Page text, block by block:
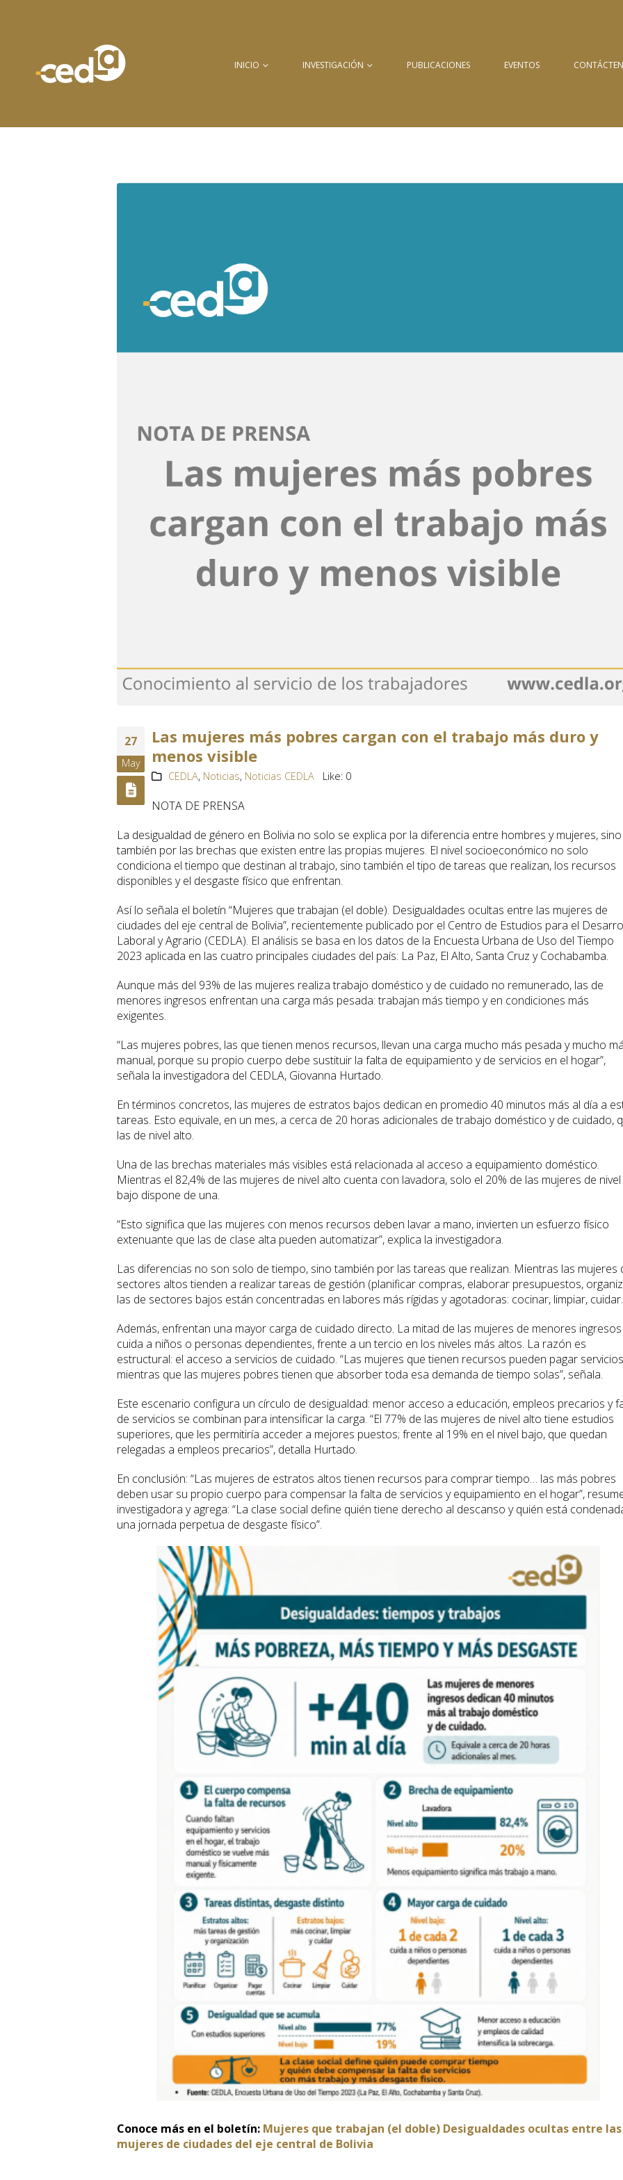
INICIO INVESTIGACIÓN PUBLICACIONES EVENTOS
27
May
Las mujeres más pobres cargan con el trabajo más duro y
menos visible
CEDLA, Noticias, Noticias CEDLA Like: 0
NOTA DE PRENSA
La desigualdad de género en Bolivia no solo se explica por la diferencia entre hombres y mujeres, sino
también por las brechas que existen entre las propias mujeres. El nivel socioeconómico no solo
condiciona el tiempo que destinan al trabajo, sino también el tipo de tareas que realizan, los recursos
disponibles y el desgaste físico que enfrentan.
Así lo señala el boletín “Mujeres que trabajan (el doble). Desigualdades ocultas entre las mujeres de
ciudades del eje central de Bolivia”, recientemente publicado por el Centro de Estudios para el
Laboral y Agrario (CEDLA). El análisis se basa en los datos de la Encuesta Urbana de Uso del Tiempo
2023 aplicada en las cuatro principales ciudades del país: La Paz, El Alto, Santa Cruz y Cochabamba.
Aunque más del 93% de las mujeres realiza trabajo doméstico y de cuidado no remunerado, las de
menores ingresos enfrentan una carga más pesada: trabajan más tiempo y en condiciones más
exigentes.
“Las mujeres pobres, las que tienen menos recursos, llevan una carga mucho más pesada y mucho
manual, porque su propio cuerpo debe sustituir la falta de equipamiento y de servicios en el hogar”,
señala la investigadora del CEDLA, Giovanna Hurtado.
En términos concretos, las mujeres de estratos bajos dedican en promedio 40 minutos más al día a
tareas. Esto equivale, en un mes, a cerca de 20 horas adicionales de trabajo doméstico y de cuidado,
las de nivel alto.
Una de las brechas materiales más visibles está relacionada al acceso a equipamiento doméstico.
Mientras el 82,4% de las mujeres de nivel alto cuenta con lavadora, solo el 20% de las mujeres de nivel
bajo dispone de una.
“Esto significa que las mujeres con menos recursos deben lavar a mano, invierten un esfuerzo físico
extenuante que las de clase alta pueden automatizar”, explica la investigadora.
Las diferencias no son solo de tiempo, sino también por las tareas que realizan. Mientras las mujeres
sectores altos tienden a realizar tareas de gestión (planificar compras, elaborar presupuestos,
las de sectores bajos están concentradas en labores más rígidas y agotadoras: cocinar, limpiar, cuidar.
Además, enfrentan una mayor carga de cuidado directo. La mitad de las mujeres de menores ingresos
cuida a niños o personas dependientes, frente a un tercio en los niveles más altos. La razón es
estructural: el acceso a servicios de cuidado. “Las mujeres que tienen recursos pueden pagar
mientras que las mujeres pobres tienen que absorber toda esa demanda de tiempo solas”, señala.
Este escenario configura un círculo de desigualdad: menor acceso a educación, empleos precarios y
de servicios se combinan para intensificar la carga. “El 77% de las mujeres de nivel alto tiene estudios
superiores, que les permitiría acceder a mejores puestos; frente al 19% en el nivel bajo, que quedan
relegadas a empleos precarios”, detalla Hurtado.
En conclusión: “Las mujeres de estratos altos tienen recursos para comprar tiempo… las más pobres
deben usar su propio cuerpo para compensar la falta de servicios y equipamiento en el hogar”,
investigadora y agrega: “La clase social define quién tiene derecho al descanso y quién está
una jornada perpetua de desgaste físico”.
Conoce más en el boletín: Mujeres que trabajan (el doble) Desigualdades ocultas entre las
mujeres de ciudades del eje central de Bolivia